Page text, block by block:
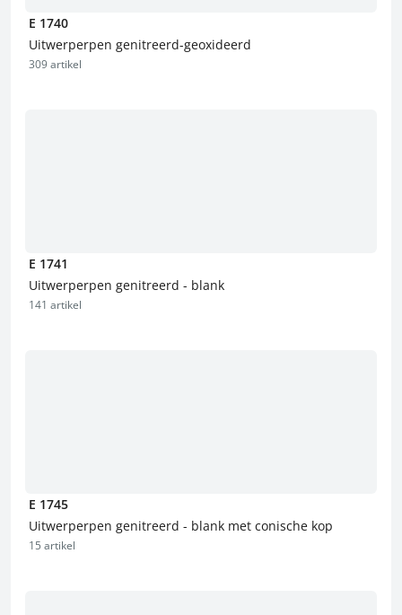
E 1740
Uitwerperpen genitreerd-geoxideerd
309 artikel
E 1741
Uitwerperpen genitreerd - blank
141 artikel
E 1745
Uitwerperpen genitreerd - blank met conische kop
15 artikel